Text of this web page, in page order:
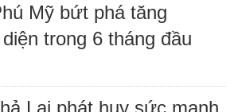
Mỹ bứt phá tăng
trong 6 tháng đầu
Lại phát huy sức mạnh